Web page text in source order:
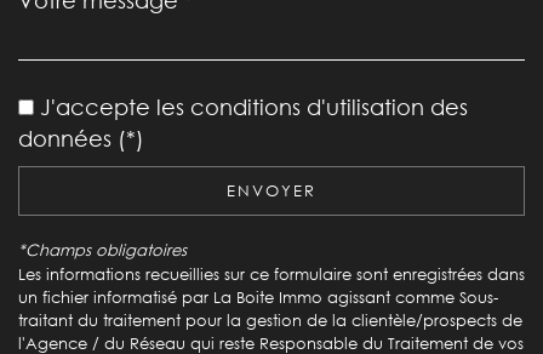
École primaire
Bureau de poste
statistiques
Nombre d'habitants
976
Propriétaires (vs. locataires)
74,14 %
J'accepte les conditions d'utilisation des
données (*)
ENVOYER
*Champs obligatoires
Les informations recueillies sur ce formulaire sont enregistrées dans
un fichier informatisé par La Boite Immo agissant comme Sous-
traitant du traitement pour la gestion de la clientèle/prospects de
l'Agence / du Réseau qui reste Responsable du Traitement de vos